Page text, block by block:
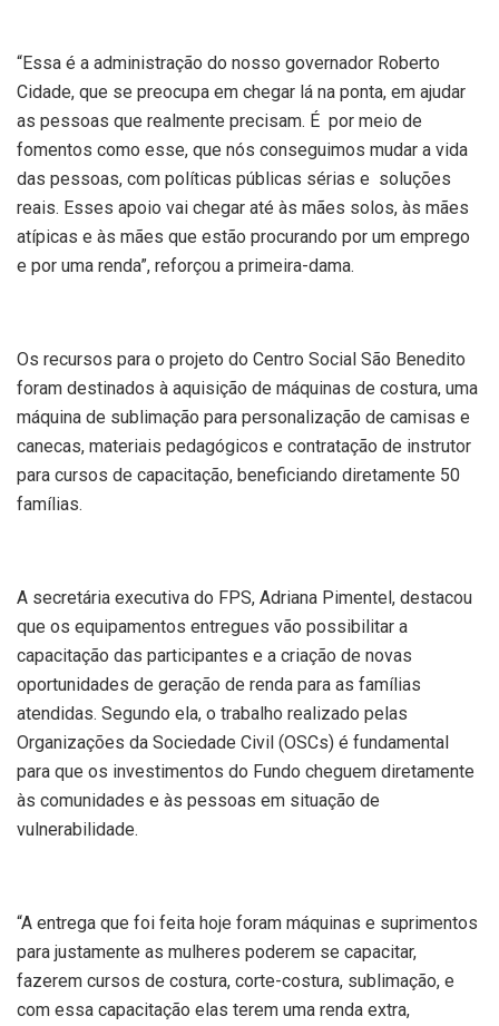
“Essa é a administração do nosso governador Roberto
Cidade, que se preocupa em chegar lá na ponta, em ajudar
as pessoas que realmente precisam. É por meio de
fomentos como esse, que nós conseguimos mudar a vida
das pessoas, com políticas públicas sérias e soluções
reais. Esses apoio vai chegar até às mães solos, às mães
atípicas e às mães que estão procurando por um emprego
e por uma renda”, reforçou a primeira-dama.
Os recursos para o projeto do Centro Social São Benedito
foram destinados à aquisição de máquinas de costura, uma
máquina de sublimação para personalização de camisas e
canecas, materiais pedagógicos e contratação de instrutor
para cursos de capacitação, beneficiando diretamente 50
famílias.
A secretária executiva do FPS, Adriana Pimentel, destacou
que os equipamentos entregues vão possibilitar a
capacitação das participantes e a criação de novas
oportunidades de geração de renda para as famílias
atendidas. Segundo ela, o trabalho realizado pelas
Organizações da Sociedade Civil (OSCs) é fundamental
para que os investimentos do Fundo cheguem diretamente
às comunidades e às pessoas em situação de
vulnerabilidade.
“A entrega que foi feita hoje foram máquinas e suprimentos
para justamente as mulheres poderem se capacitar,
fazerem cursos de costura, corte-costura, sublimação, e
com essa capacitação elas terem uma renda extra,